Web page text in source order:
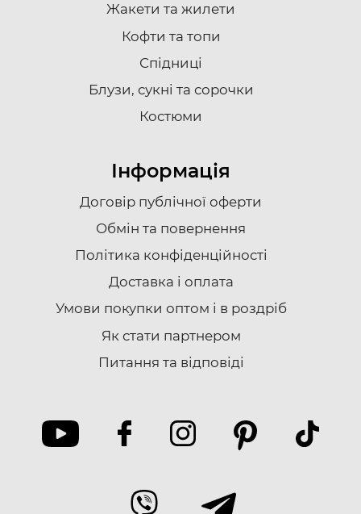
Жакети та жилети
Кофти та топи
Спідниці
Блузи, сукні та сорочки
Костюми
Інформація
Договір публічної оферти
Обмін та повернення
Політика конфіденційності
Доставка i оплата
Умови покупки оптом і в роздріб
Як стати партнером
Питання та відповіді